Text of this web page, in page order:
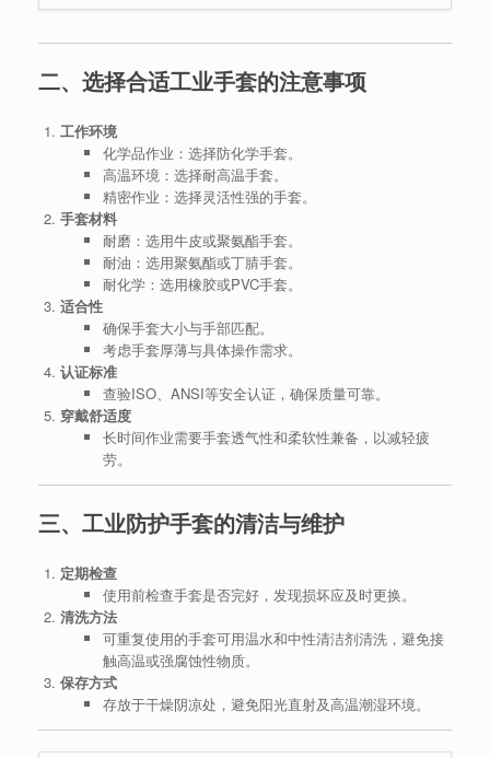
二、选择合适工业手套的注意事项
工作环境
化学品作业：选择防化学手套。
高温环境：选择耐高温手套。
精密作业：选择灵活性强的手套。
手套材料
耐磨：选用牛皮或聚氨酯手套。
耐油：选用聚氨酯或丁腈手套。
耐化学：选用橡胶或PVC手套。
适合性
确保手套大小与手部匹配。
考虑手套厚薄与具体操作需求。
认证标准
查验ISO、ANSI等安全认证，确保质量可靠。
穿戴舒适度
长时间作业需要手套透气性和柔软性兼备，以减轻疲
劳。
三、工业防护手套的清洁与维护
定期检查
使用前检查手套是否完好，发现损坏应及时更换。
清洗方法
可重复使用的手套可用温水和中性清洁剂清洗，避免接
触高温或强腐蚀性物质。
保存方式
存放于干燥阴凉处，避免阳光直射及高温潮湿环境。